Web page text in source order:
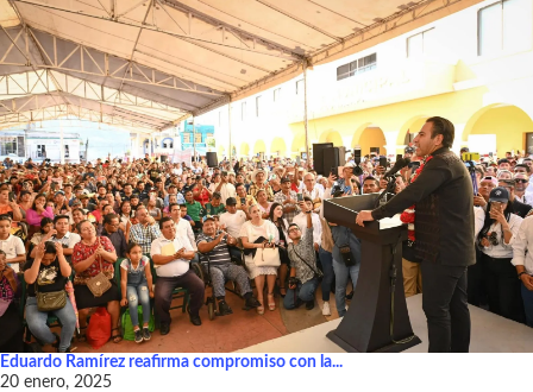
Eduardo Ramírez reafirma compromiso con la...
20 enero, 2025